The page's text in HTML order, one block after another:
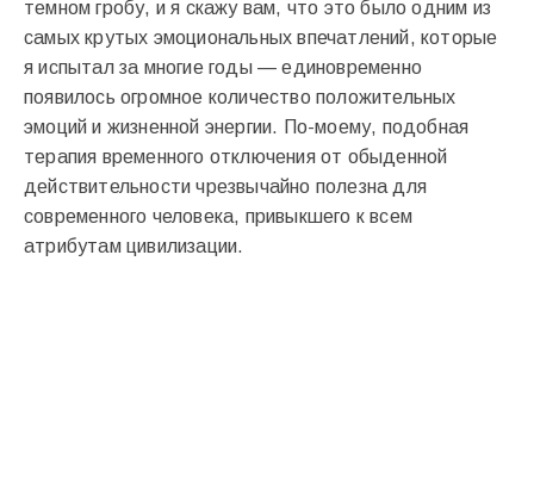
темном гробу, и я скажу вам, что это было одним из
самых крутых эмоциональных впечатлений, которые
я испытал за многие годы — единовременно
появилось огромное количество положительных
эмоций и жизненной энергии. По-моему, подобная
терапия временного отключения от обыденной
действительности чрезвычайно полезна для
современного человека, привыкшего к всем
атрибутам цивилизации.